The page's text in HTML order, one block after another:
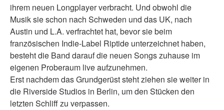
ihrem neuen Longplayer verbracht. Und obwohl die
Musik sie schon nach Schweden und das UK, nach
Austin und L.A. verfrachtet hat, bevor sie beim
französischen Indie-Label Riptide unterzeichnet haben,
besteht die Band darauf die neuen Songs zuhause im
eigenen Proberaum live aufzunehmen.
Erst nachdem das Grundgerüst steht ziehen sie weiter in
die Riverside Studios in Berlin, um den Stücken den
letzten Schliff zu verpassen.